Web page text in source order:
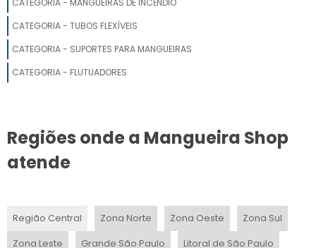
TUBO FLEXÍVEL CORRUGADO
TUBO DE POLIETILENO
TUBO FLEXÍVEL PARA IRRIGAÇÃO SP
FABRICA DE TUBO FLEXÍVEL PELBD
FABRICA DE TUBO FLEXÍVEL PARA IRRIGAÇÃO
CATEGORIA - TUBOS FLEXÍVEIS
CATEGORIA - SUPORTES PARA MANGUEIRAS
CATEGORIA - FLUTUADORES
Regiões onde a Mangueira Shop
atende
Região Central Zona Norte Zona Oeste
Zona Sul
Zona Leste
Grande São Paulo Litoral de São Paulo